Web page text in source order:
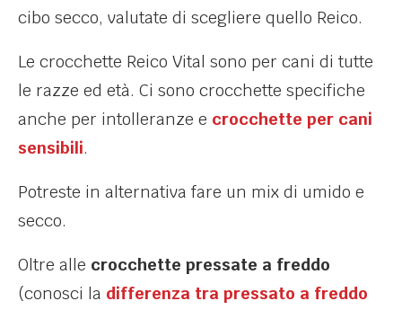
cibo secco, valutate di scegliere quello Reico.
Le crocchette Reico Vital sono per cani di tutte
le razze ed età. Ci sono crocchette specifiche
anche per intolleranze e crocchette per cani
sensibili.
Potreste in alternativa fare un mix di umido e
secco.
Oltre alle crocchette pressate a freddo
(conosci la differenza tra pressato a freddo